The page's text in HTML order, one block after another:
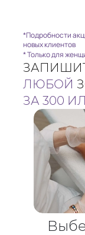
*Подробности
новых клиентов
* Только для
ЛЮБОЙ
ЗА 300